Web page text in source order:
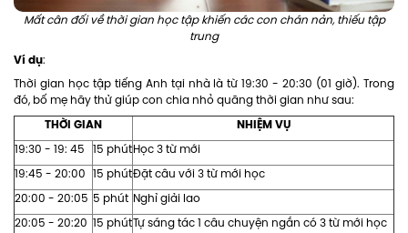
Mất cân đối về thời gian học tập khiến các con chán nản, thiếu tập
trung
Ví dụ:
Thời gian học tập tiếng Anh tại nhà là từ 19:30 - 20:30 (01 giờ). Trong
đó, bố mẹ hãy thử giúp con chia nhỏ quãng thời gian như sau:
THỜI GIAN NHIỆM VỤ
19:30 - 19: 45 15 phútHọc 3 từ mới
19:45 - 20:00 15 phútĐặt câu với 3 từ mới học
20:00 - 20:05 5 phút Nghỉ giải lao
20:05 - 20:20 15 phútTự sáng tác 1 câu chuyện ngắn có 3 từ mới học